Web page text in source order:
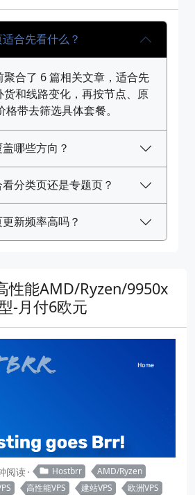
合先看什么？
合了 6 篇相关文章，适合先
和线路变化，再按节点、原
带去筛选具体套餐。
哪些方向？
分类页还是专题页？
新频率高吗？
性能AMD/Ryzen/9950x
-月付6欧元
阅读 Hostbrr
AMD/Ryzen
高性能VPS 建站VPS 欧洲VPS